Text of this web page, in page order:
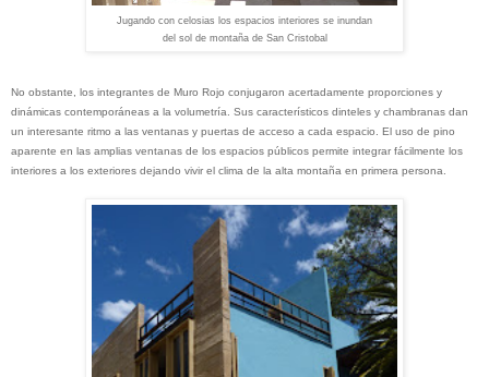
Jugando con celosias los espacios interiores se inundan
del sol de montaña de San Cristobal
No obstante, los integrantes de Muro Rojo conjugaron acertadamente proporciones y
dinámicas contemporáneas a la volumetría. Sus característicos dinteles y chambranas dan
un interesante ritmo a las ventanas y puertas de acceso a cada espacio. El uso de pino
aparente en las amplias ventanas de los espacios públicos permite integrar fácilmente los
interiores a los exteriores dejando vivir el clima de la alta montaña en primera persona.